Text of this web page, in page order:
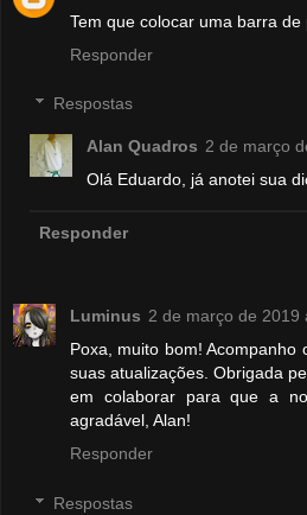
Tem que colocar uma barra
Responder
Respostas
Alan Quadros 2 de março
Olá Eduardo, já anotei sua
Responder
Luminus 2 de março de 2019
Poxa, muito bom! Acompanho
suas atualizações. Obrigada
em colaborar para que a
agradável, Alan!
Responder
Respostas